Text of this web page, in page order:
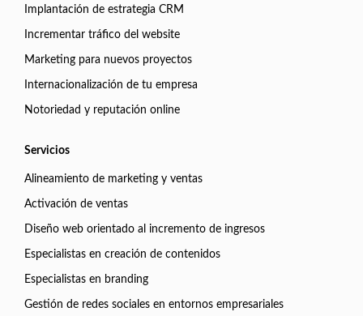
Implantación de estrategia CRM
Incrementar tráfico del website
Marketing para nuevos proyectos
Internacionalización de tu empresa
Notoriedad y reputación online
Servicios
Alineamiento de marketing y ventas
Activación de ventas
Diseño web orientado al incremento de ingresos
Especialistas en creación de contenidos
Especialistas en branding
Gestión de redes sociales en entornos empresariales